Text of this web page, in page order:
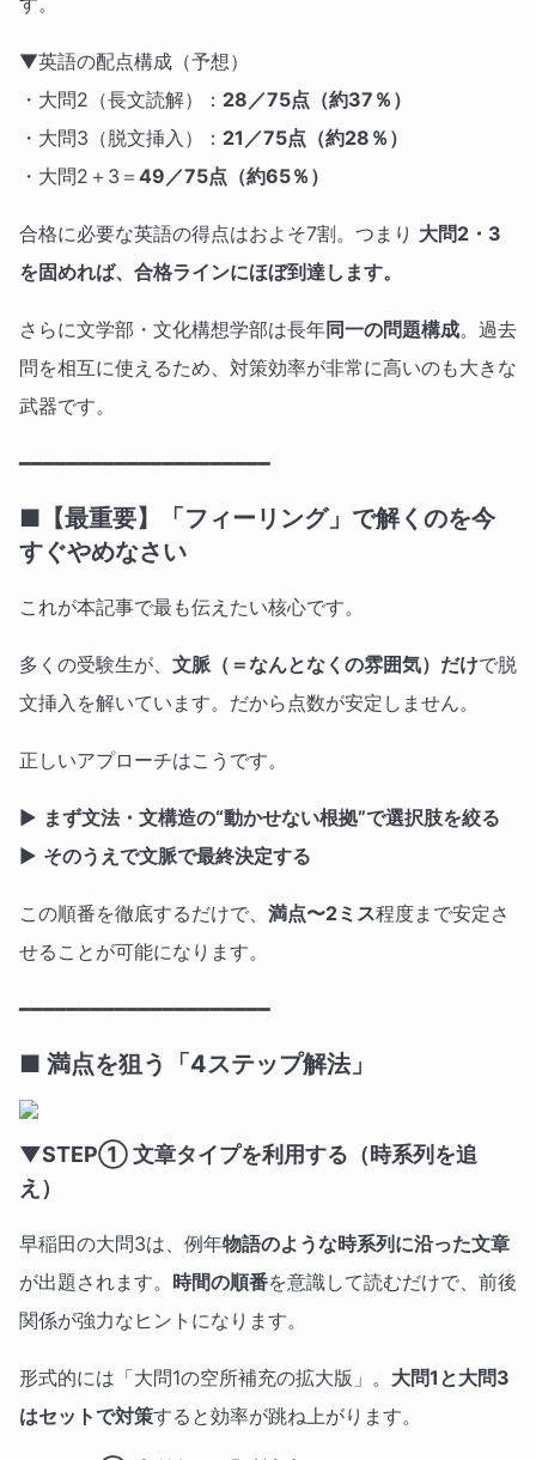
▼英語の配点構成（予想）
・大問2（長文読解）： 28／75点（約37％）
・大問3（脱文挿入）： 21／75点（約28％）
・大問2＋3＝ 49／75点（約65％）
合格に必要な英語の得点はおよそ7割。つまり 大問2・3
を固めれば、合格ラインにほぼ到達します。
さらに文学部・文化構想学部は長年同一の問題構成。過去
問を相互に使えるため、対策効率が非常に高いのも大きな
武器です。
━━━━━━━━━━━━━━━━━━━━━
■【最重要】「フィーリング」で解くのを今
すぐやめなさい
これが本記事で最も伝えたい核心です。
多くの受験生が、 文脈（＝なんとなくの雰囲気）だけで脱
文挿入を解いています。だから点数が安定しません。
正しいアプローチはこうです。
▶ まず文法・文構造の“動かせない根拠”で選択肢を絞る
▶ そのうえで文脈で最終決定する
この順番を徹底するだけで、 満点〜2ミス程度まで安定さ
せることが可能になります。
━━━━━━━━━━━━━━━━━━━━━
■ 満点を狙う「4ステップ解法」
▼STEP① 文章タイプを利用する（時系列を追
え）
早稲田の大問3は、例年物語のような時系列に沿った文章
が出題されます。 時間の順番を意識して読むだけで、前後
関係が強力なヒントになります。
形式的には「大問1の空所補充の拡大版」。 大問1と大問3
はセットで対策すると効率が跳ね上がります。